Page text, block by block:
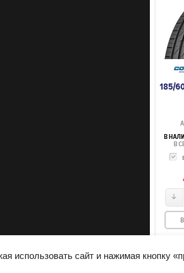
185/
В
В
700 шин. ИП Семисотнов Р.Г., ОГРН:
использовать сайт и нажимая кнопку